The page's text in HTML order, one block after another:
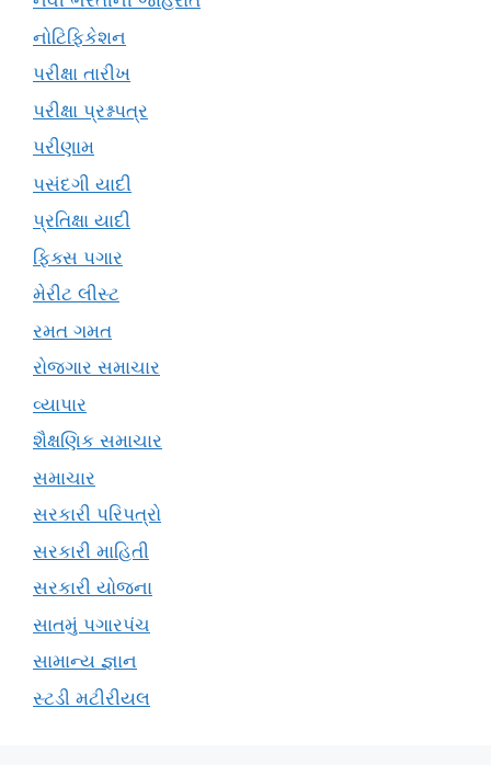
નોટિફિકેશન
પરીક્ષા તારીખ
પરીક્ષા પ્રશ્નપત્ર
પરીણામ
પસંદગી યાદી
પ્રતિક્ષા યાદી
ફિક્સ પગાર
મેરીટ લીસ્ટ
રમત ગમત
રોજગાર સમાચાર
વ્યાપાર
શૈક્ષણિક સમાચાર
સમાચાર
સરકારી પરિપત્રો
સરકારી માહિતી
સરકારી યોજના
સાતમું પગારપંચ
સામાન્ય જ્ઞાન
સ્ટડી મટીરીયલ